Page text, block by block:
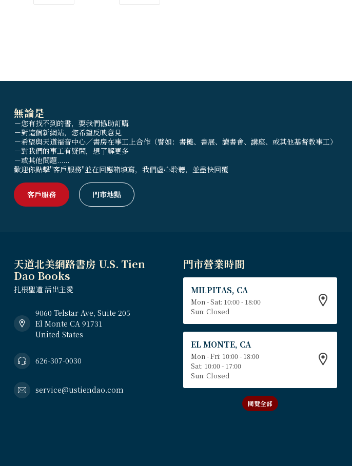
無論是
－您有找不到的書，要我們協助訂購
－對這個新網站，您希望反映意見
－希望與天道福音中心／書房在事工上合作（譬如：書攤、書展、讀書會、講座、或其他基督教事工）
－對我們的事工有疑問，想了解更多
－或其他問題......
歡迎你點擊"客戶服務"並在回應箱填寫，我們虛心聆聽，並盡快回覆
客戶服務 門市地點
天道北美網路書房 U.S. Tien
Dao Books
扎根聖道 活出主愛
9060 Telstar Ave, Suite 205
El Monte CA 91731
United States
626-307-0030
service@ustiendao.com
門市營業時間
MILPITAS, CA
Mon - Sat: 10:00 - 18:00
Sun: Closed
EL MONTE, CA
Mon - Fri: 10:00 - 18:00
Sat: 10:00 - 17:00
Sun: Closed
閱覽全部